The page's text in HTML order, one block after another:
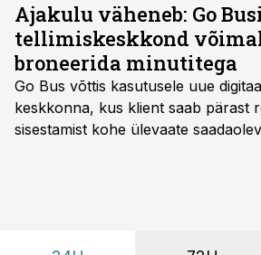
Ajakulu väheneb: Go
tellimiskeskkond
broneerida minutitega
Go Bus võttis kasutusele uue
keskkonna, kus klient saab pärast
sisestamist kohe ülevaate